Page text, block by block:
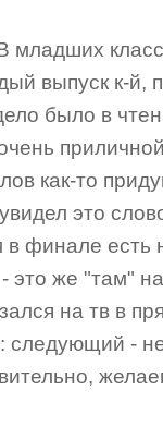
младших
выпуск к-й,
было в
как-то
это
в финале есть
это же "там"
на тв в
-